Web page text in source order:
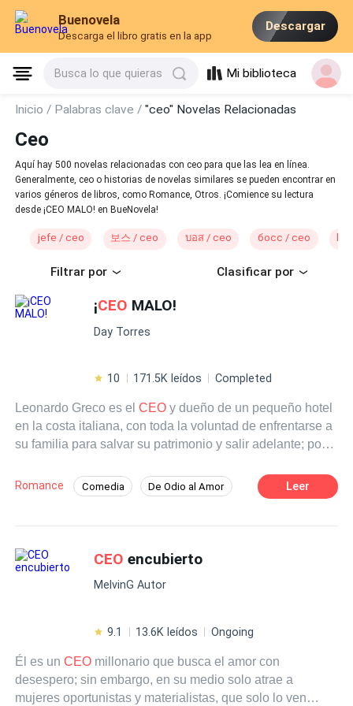
Buenovela
Descarga el libro gratis en la app
Descargar
Busca lo que quieras Mi biblioteca
Inicio / Palabras clave /"ceo" Novelas Relacionadas
Ceo
Aquí hay 500 novelas relacionadas con ceo para que las lea en línea.
Generalmente, ceo o historias de novelas similares se pueden encontrar en
varios géneros de libros, como Romance, Otros. ¡Comience su lectura
desde ¡CEO MALO! en BueNovela!
jefe / ceo 보스 / ceo บอส / ceo босс / ceo
Filtrar por Clasificar por
¡CEO MALO!
Day Torres
10 171.5K leídos Completed
Leonardo Greco es elCEO y dueño de un pequeño hotel
en la costa italiana, con toda la voluntad de enfrentarse a
su familia para salvar su patrimonio y salir adelante; por
veinteañero consentido. Angélica De Luca lo aventaja en
ocho años de experiencia, en su profesión y en la vida, y
alternativa es aprender de los mejores empleados de su
padre, colarse en su hotel como un cliente encubierto le
parece la solución perfecta. Sin embargo en sus planes
fuera una mujer como ella, capaz de abrirle los ojos a una
pelear, y a sentimientos que van más allá del simple
deseo de un hombre por una mujer. Porque eso sí, si de
algo es capaz Angélica De Luca es de conquistarlo con
Romance Comedia De Odio al Amor
Diferencia de Edad
Desafío a las Expectativas
Leer
CEO encubierto
MelvinG Autor
9.1 13.6K leídos Ongoing
Él es unCEO millonario que busca el amor con
desespero; sin embargo, en su medio solo atrae a
mujeres oportunistas y materialistas, que solo lo ven